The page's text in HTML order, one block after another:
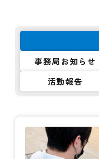
事務局お知らせ
活動報告